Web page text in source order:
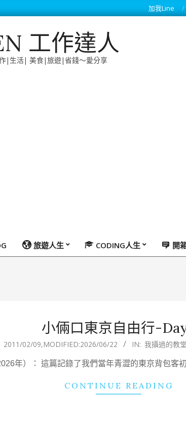
加我Line
工作達人
|生活| 美食|旅遊|省錢～愛分享
旅遊人生 CODING人生 開
小倆口東京自由行-
2011/02/09,MODIFIED:2026/06/22 IN: 我攝過的教堂
年）： 這篇記錄了我們當年青澀的東京背包客
CONTINUE READING